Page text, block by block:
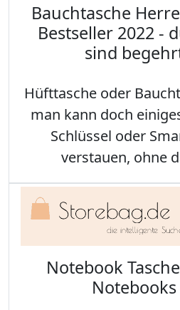
Bauchtasche
Bestseller 2022 -
sind
Hüfttasche oder
man kann doch
Schlüssel oder
verstauen, ohne
Notebook
Notebooks